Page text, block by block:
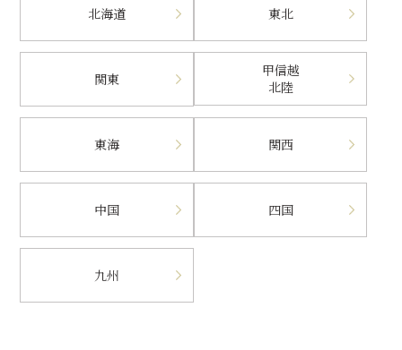
北海道 東北
関東
甲信越
北陸
東海 関西
中国 四国
九州